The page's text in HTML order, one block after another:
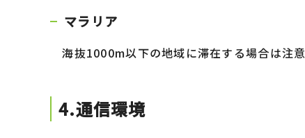
マラリア
海抜1000m以下の地域に滞在する場合は注
4.通信環境